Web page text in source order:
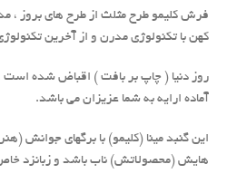
فرش کلیمو طرح مثلث از طرح های بروز ،
کهن با تکنولوژی مدرن و از آخرین
آماده ارایه به شما عزیزان می باشد.
این گنبد مینا (کلیمو) با برگهای جوانش
هایش (محصولاتش) ناب باشد و زبانزد